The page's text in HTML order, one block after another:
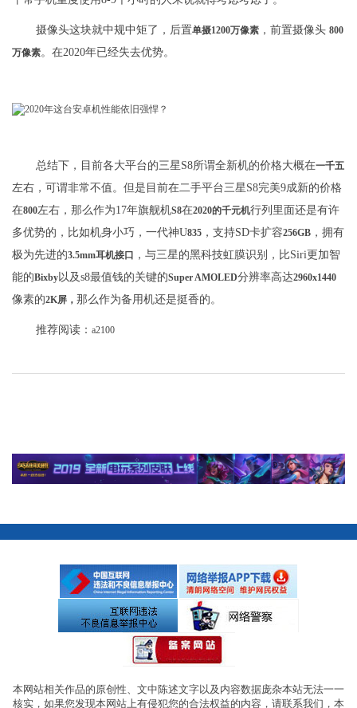
摄像头这块就中规中矩了，后置单摄1200万像素 ，前置摄像头 800
万像素。在2020年已经失去优势。
总结下，目前各大平台的三星S8所谓全新机的价格大概在一千五
左右，可谓非常不值。但是目前在二手平台三星S8完美9成新的价格
在800左右，那么作为17年旗舰机S8在2020的千元机行列里面还是有许
多优势的，比如机身小巧，一代神U835 ，支持SD卡扩容256GB ，拥有
极为先进的3.5mm耳机接口
，与三星的黑科技虹膜识别，比Siri更加智
能的Bixby以及s8最值钱的关键的Super AMOLED分辨率高达2960x1440
像素的2K屏， 那么作为备用机还是挺香的。
推荐阅读： a2100
本网站相关作品的原创性、文中陈述文字以及内容数据庞杂本站无法一一
核实，如果您发现本网站上有侵犯您的合法权益的内容，请联系我们，本